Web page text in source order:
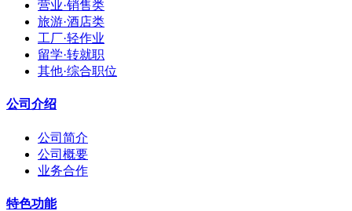
营业·销售类
旅游·酒店类
工厂·轻作业
留学·转就职
其他·综合职位
公司介绍
公司简介
公司概要
业务合作
特色功能